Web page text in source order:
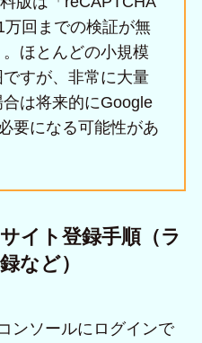
回までの検証が無
ほとんどの小規模
すが、非常に大量
は将来的にGoogle
要になる可能性があ
イト登録手順（ラ
など）
ンソールにログインで